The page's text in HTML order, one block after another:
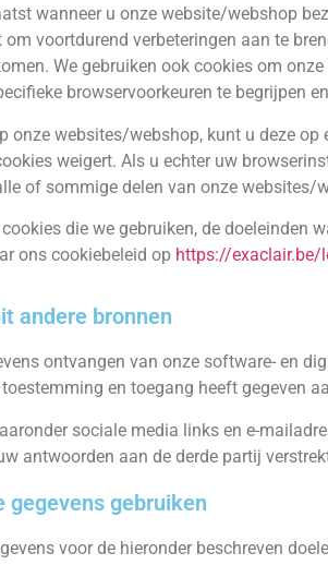
wanneer u onze website/webshop
voortdurend verbeteringen aan te
We gebruiken ook cookies om
browservoorkeuren te begrijpen
onze websites/webshop, kunt u deze
weigert. Als u echter uw
of sommige delen van onze
die we gebruiken, de doeleinden
ons cookiebeleid op https://
andere bronnen
ontvangen van onze software- en
en toegang heeft gegeven
sociale media links en e-
antwoorden aan de derde partij
gegevens gebruiken
voor de hieronder beschreven